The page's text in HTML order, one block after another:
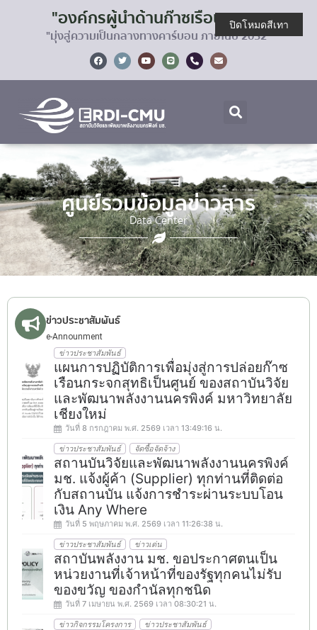
"องค์กรผู้นำด้านก๊าซเรือนกระจก
"มุ่งสู่ความเป็นกลางทางคาร์บอน ภายในปี 2032"
ศูนย์รวมข้อมูลข่าวสาร
Data Center
ข่าวประชาสัมพันธ์
e-Announment
ข่าวประชาสัมพันธ์
แผนการปฏิบัติการเพื่อมุ่งสู่การปล่อยก๊าซ
เรือนกระจกสุทธิเป็นศูนย์ ของสถาบันวิจัย
และพัฒนาพลังงานนครพิงค์ มหาวิทยาลัย
เชียงใหม่
วันที่ 8 กรกฎาคม พ.ศ. 2569 เวลา 13:49:16 น.
ข่าวประชาสัมพันธ์ จัดซื้อจัดจ้าง
สถานบันวิจัยและพัฒนาพลังงานนครพิงค์
มช. แจ้งผู้ค้า (Supplier) ทุกท่านที่ติดต่อ
กับสถานบัน แจ้งการชำระผ่านระบบโอน
เงิน Any Where
วันที่ 5 พฤษภาคม พ.ศ. 2569 เวลา 11:26:38 น.
ข่าวประชาสัมพันธ์ ข่าวเด่น
สถาบันพลังงาน มช. ขอประกาศตนเป็น
หน่วยงานที่เจ้าหน้าที่ของรัฐทุกคนไม่รับ
ของขวัญ ของกำนัลทุกชนิด
วันที่ 7 เมษายน พ.ศ. 2569 เวลา 08:30:21 น.
ข่าวกิจกรรมโครงการ ข่าวประชาสัมพันธ์
ปิดโหมดสีเทา